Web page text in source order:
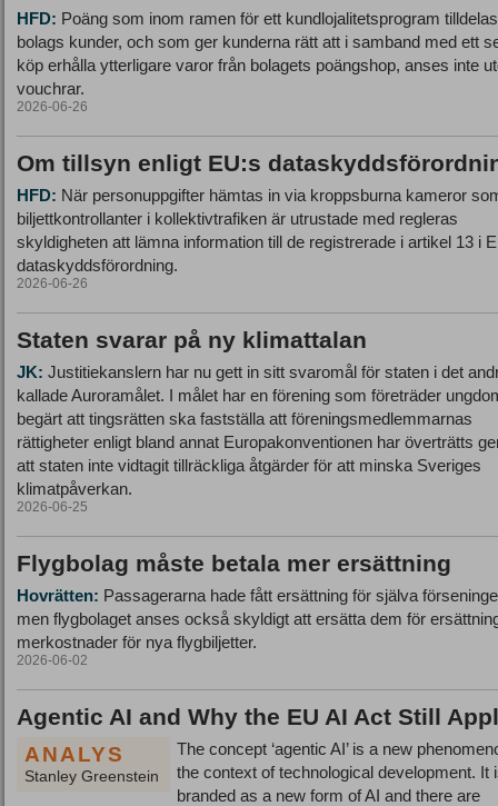
HFD: Poäng som inom ramen för ett kundlojalitetsprogram
bolags kunder, och som ger kunderna rätt att i samband med ett
köp erhålla ytterligare varor från bolagets poängshop, anses inte
vouchrar.
2026-06-26
Om tillsyn enligt EU:s
HFD: När personuppgifter hämtas in via kroppsburna kameror
biljettkontrollanter i kollektivtrafiken är utrustade med regleras
skyldigheten att lämna information till de registrerade i artikel 13 i
dataskyddsförordning.
2026-06-26
Staten svarar på ny klimattalan
JK: Justitiekanslern har nu gett in sitt svaromål för staten i det
kallade Auroramålet. I målet har en förening som företräder
begärt att tingsrätten ska fastställa att föreningsmedlemmarnas
rättigheter enligt bland annat Europakonventionen har överträtts
att staten inte vidtagit tillräckliga åtgärder för att minska Sveriges
klimatpåverkan.
2026-06-25
Flygbolag måste betala mer ersättning
Hovrätten: Passagerarna hade fått ersättning för själva
men flygbolaget anses också skyldigt att ersätta dem för
merkostnader för nya flygbiljetter.
2026-06-02
Agentic AI and Why the EU AI Act Still
ANALYS
Stanley Greenstein
The concept ‘agentic AI’ is a new
the context of technological development. It
branded as a new form of AI and there are